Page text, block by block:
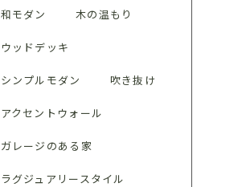
和モダン 木の温もり
ウッドデッキ
シンプルモダン 吹き抜け
アクセントウォール
ガレージのある家
ラグジュアリースタイル